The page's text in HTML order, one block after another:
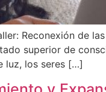
Reconexión de
superior de
luz, los seres […]